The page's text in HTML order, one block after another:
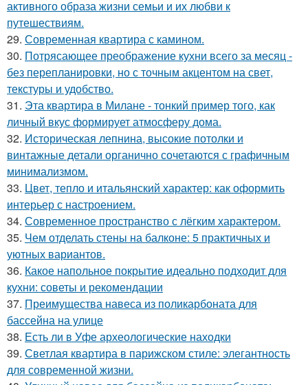
активного образа жизни семьи и их любви к
путешествиям.
29. Современная квартира с камином.
30. Потрясающее преображение кухни всего за месяц -
без перепланировки, но с точным акцентом на свет,
текстуры и удобство.
31. Эта квартира в Милане - тонкий пример того, как
личный вкус формирует атмосферу дома.
32. Историческая лепнина, высокие потолки и
винтажные детали органично сочетаются с графичным
минимализмом.
33. Цвет, тепло и итальянский характер: как оформить
интерьер с настроением.
34. Современное пространство с лёгким характером.
35. Чем отделать стены на балконе: 5 практичных и
уютных вариантов.
36. Какое напольное покрытие идеально подходит для
кухни: советы и рекомендации
37. Преимущества навеса из поликарбоната для
бассейна на улице
38. Есть ли в Уфе археологические находки
39. Светлая квартира в парижском стиле: элегантность
для современной жизни.